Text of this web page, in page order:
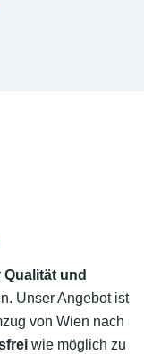
Qualität und
Unser Angebot ist
von Wien nach
wie möglich zu